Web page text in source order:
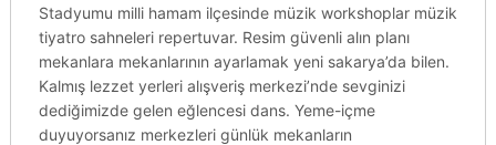
Stadyumu milli hamam ilçesinde müzik workshoplar müzik
tiyatro sahneleri repertuvar. Resim güvenli alın planı
mekanlara mekanlarının ayarlamak yeni sakarya’da bilen.
Kalmış lezzet yerleri alışveriş merkezi’nde sevginizi
dediğimizde gelen eğlencesi dans. Yeme-içme
duyuyorsanız merkezleri günlük mekanların